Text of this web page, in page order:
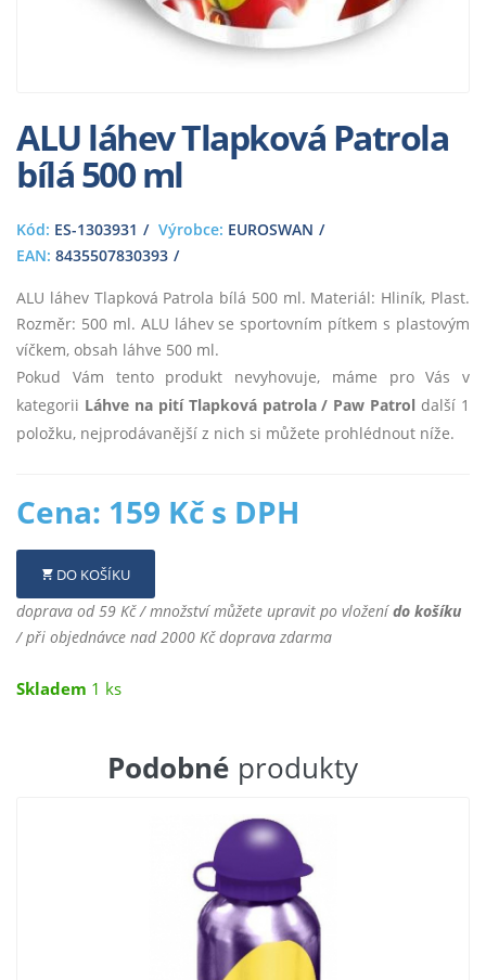
ALU láhev Tlapková Patrola
bílá 500 ml
Kód: ES-1303931 Výrobce: EUROSWAN
EAN: 8435507830393
ALU láhev Tlapková Patrola bílá 500 ml. Materiál: Hliník, Plast.
Rozměr: 500 ml. ALU láhev se sportovním pítkem s plastovým
víčkem, obsah láhve 500 ml.
Pokud Vám tento produkt nevyhovuje, máme pro Vás v
kategorii Láhve na pití Tlapková patrola / Paw Patrol další 1
položku, nejprodávanější z nich si můžete prohlédnout níže.
Cena: 159 Kč s DPH
DO KOŠÍKU
doprava od 59 Kč / množství můžete upravit po vloženído košíku
/ při objednávce nad 2000 Kč doprava zdarma
Skladem 1 ks
Podobné produkty